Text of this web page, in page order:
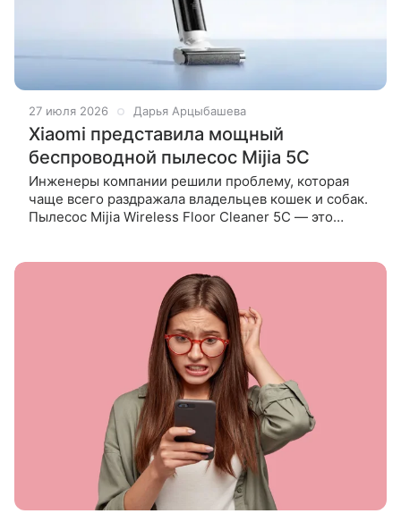
27 июля 2026 Дарья Арцыбашева
Xiaomi представила мощный
беспроводной пылесос Mijia 5C
Инженеры компании решили проблему, которая
чаще всего раздражала владельцев кошек и собак.
Пылесос Mijia Wireless Floor Cleaner 5C — это